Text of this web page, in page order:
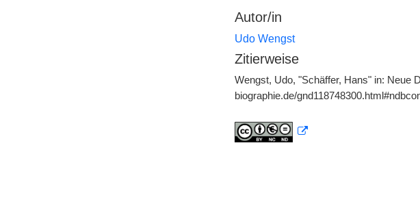
Autor/in
Udo Wengst
Zitierweise
Wengst, Udo, "Schäffer, Hans" in: Neue
biographie.de/